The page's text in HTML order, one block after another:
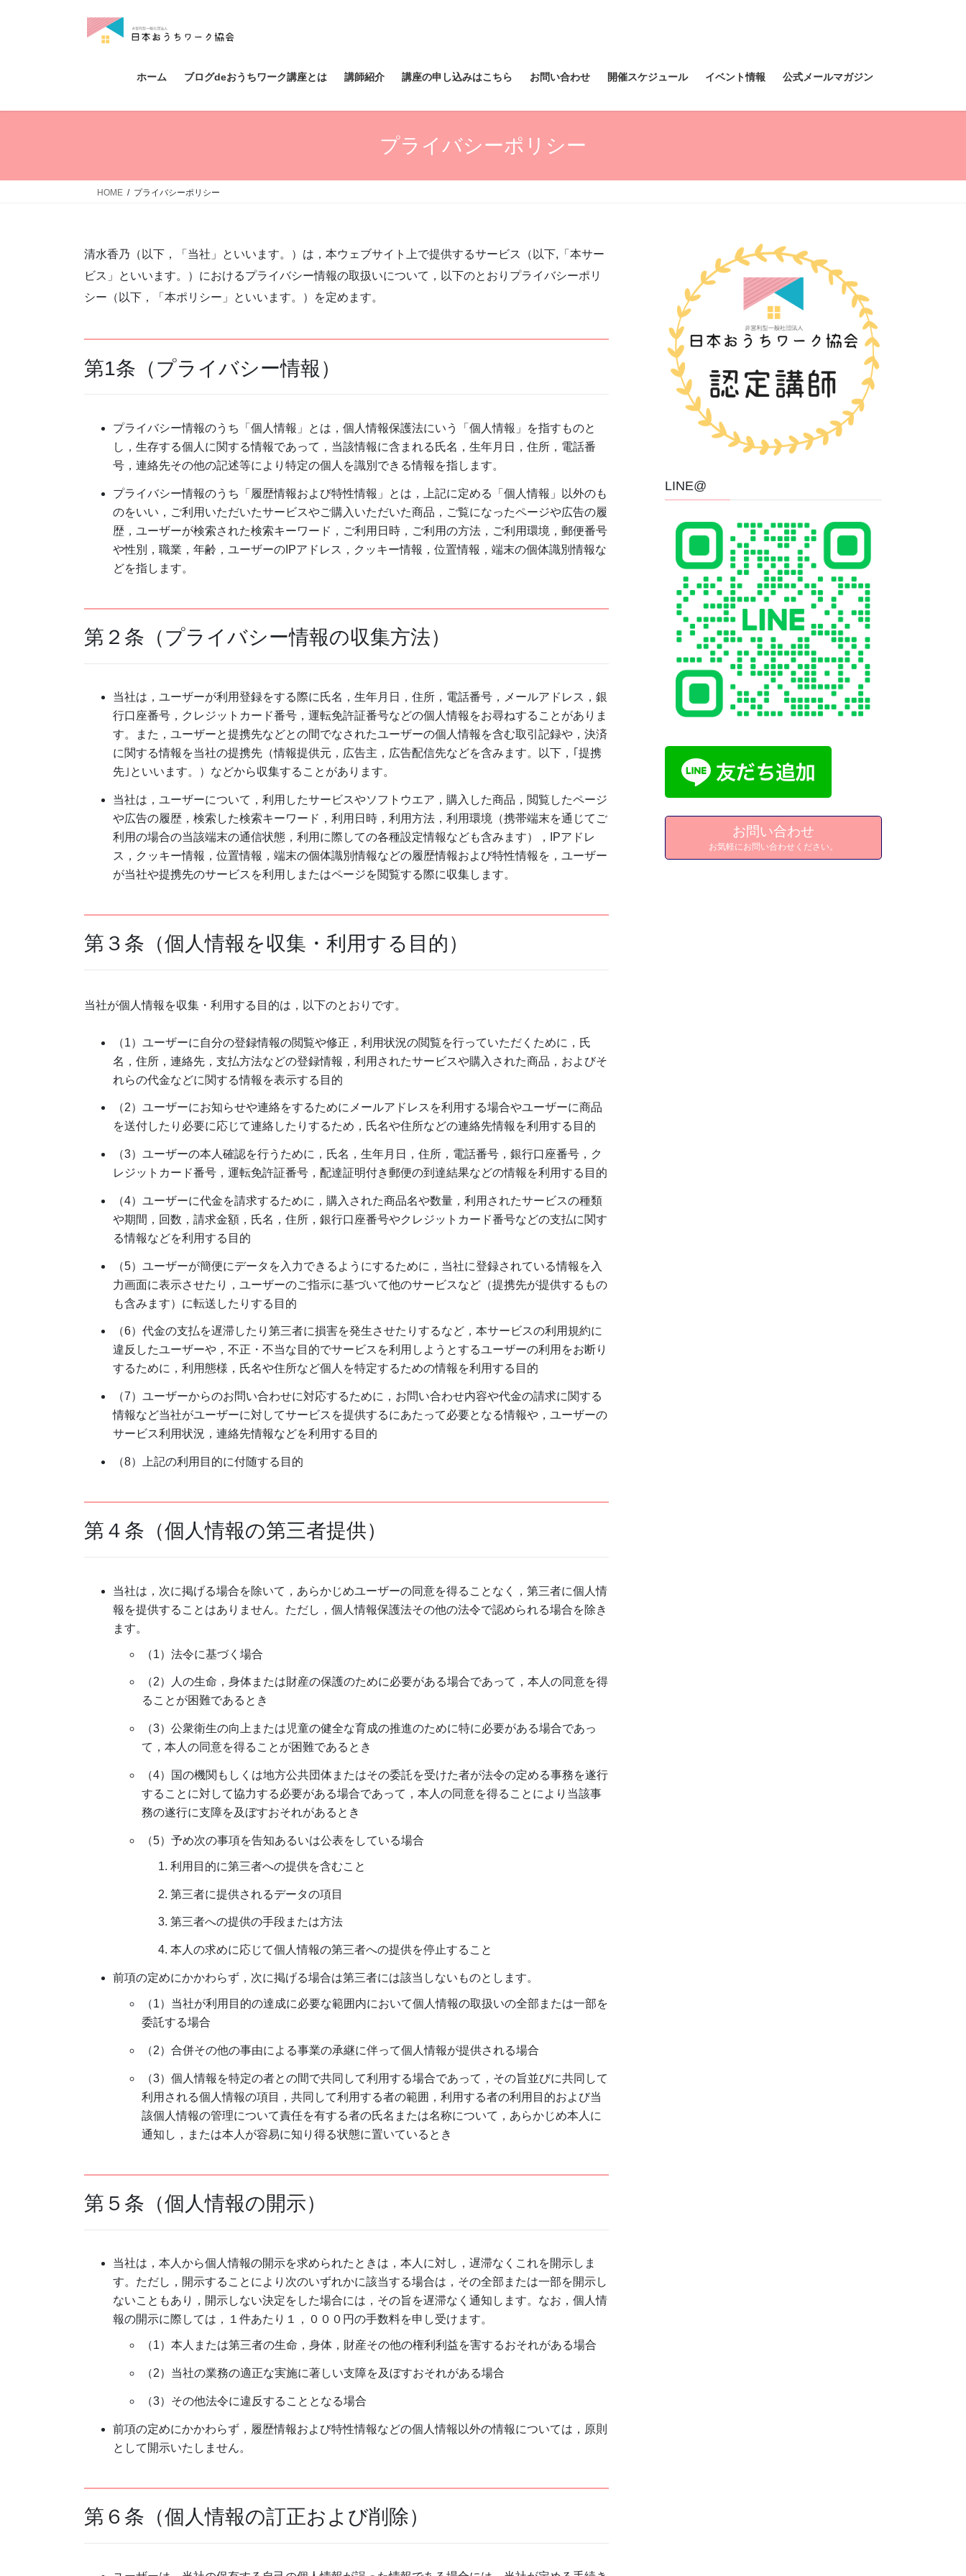
ス
ン
ホーム ブログdeおうちワーク講座とは 講師紹介 講座の申し込みはこちら お問い合わせ 開催スケジュール イベント情報 公式メールマガジン
プライバシーポリシー
HOME プライバシーポリシー
清水香乃（以下，「当社」といいます。）は，本ウェブサイト上で提供するサービス（以下,「本サー
ビス」といいます。）におけるプライバシー情報の取扱いについて，以下のとおりプライバシーポリ
シー（以下，「本ポリシー」といいます。）を定めます。
第1条（プライバシー情報）
プライバシー情報のうち「個人情報」とは，個人情報保護法にいう「個人情報」を指すものと
し，生存する個人に関する情報であって，当該情報に含まれる氏名，生年月日，住所，電話番
号，連絡先その他の記述等により特定の個人を識別できる情報を指します。
プライバシー情報のうち「履歴情報および特性情報」とは，上記に定める「個人情報」以外のも
のをいい，ご利用いただいたサービスやご購入いただいた商品，ご覧になったページや広告の履
歴，ユーザーが検索された検索キーワード，ご利用日時，ご利用の方法，ご利用環境，郵便番号
や性別，職業，年齢，ユーザーのIPアドレス，クッキー情報，位置情報，端末の個体識別情報な
どを指します。
第２条（プライバシー情報の収集方法）
当社は，ユーザーが利用登録をする際に氏名，生年月日，住所，電話番号，メールアドレス，銀
行口座番号，クレジットカード番号，運転免許証番号などの個人情報をお尋ねすることがありま
す。また，ユーザーと提携先などとの間でなされたユーザーの個人情報を含む取引記録や，決済
に関する情報を当社の提携先（情報提供元，広告主，広告配信先などを含みます。以下，｢提携
先｣といいます。）などから収集することがあります。
当社は，ユーザーについて，利用したサービスやソフトウエア，購入した商品，閲覧したページ
や広告の履歴，検索した検索キーワード，利用日時，利用方法，利用環境（携帯端末を通じてご
利用の場合の当該端末の通信状態，利用に際しての各種設定情報なども含みます），IPアドレ
ス，クッキー情報，位置情報，端末の個体識別情報などの履歴情報および特性情報を，ユーザー
が当社や提携先のサービスを利用しまたはページを閲覧する際に収集します。
第３条（個人情報を収集・利用する目的）
当社が個人情報を収集・利用する目的は，以下のとおりです。
（1）ユーザーに自分の登録情報の閲覧や修正，利用状況の閲覧を行っていただくために，氏
名，住所，連絡先，支払方法などの登録情報，利用されたサービスや購入された商品，およびそ
れらの代金などに関する情報を表示する目的
（2）ユーザーにお知らせや連絡をするためにメールアドレスを利用する場合やユーザーに商品
を送付したり必要に応じて連絡したりするため，氏名や住所などの連絡先情報を利用する目的
（3）ユーザーの本人確認を行うために，氏名，生年月日，住所，電話番号，銀行口座番号，ク
レジットカード番号，運転免許証番号，配達証明付き郵便の到達結果などの情報を利用する目的
（4）ユーザーに代金を請求するために，購入された商品名や数量，利用されたサービスの種類
や期間，回数，請求金額，氏名，住所，銀行口座番号やクレジットカード番号などの支払に関す
る情報などを利用する目的
（5）ユーザーが簡便にデータを入力できるようにするために，当社に登録されている情報を入
力画面に表示させたり，ユーザーのご指示に基づいて他のサービスなど（提携先が提供するもの
も含みます）に転送したりする目的
（6）代金の支払を遅滞したり第三者に損害を発生させたりするなど，本サービスの利用規約に
違反したユーザーや，不正・不当な目的でサービスを利用しようとするユーザーの利用をお断り
するために，利用態様，氏名や住所など個人を特定するための情報を利用する目的
（7）ユーザーからのお問い合わせに対応するために，お問い合わせ内容や代金の請求に関する
情報など当社がユーザーに対してサービスを提供するにあたって必要となる情報や，ユーザーの
サービス利用状況，連絡先情報などを利用する目的
（8）上記の利用目的に付随する目的
第４条（個人情報の第三者提供）
当社は，次に掲げる場合を除いて，あらかじめユーザーの同意を得ることなく，第三者に個人情
報を提供することはありません。ただし，個人情報保護法その他の法令で認められる場合を除き
ます。
（1）法令に基づく場合
（2）人の生命，身体または財産の保護のために必要がある場合であって，本人の同意を得
ることが困難であるとき
（3）公衆衛生の向上または児童の健全な育成の推進のために特に必要がある場合であっ
て，本人の同意を得ることが困難であるとき
（4）国の機関もしくは地方公共団体またはその委託を受けた者が法令の定める事務を遂行
することに対して協力する必要がある場合であって，本人の同意を得ることにより当該事
務の遂行に支障を及ぼすおそれがあるとき
（5）予め次の事項を告知あるいは公表をしている場合
利用目的に第三者への提供を含むこと
第三者に提供されるデータの項目
第三者への提供の手段または方法
本人の求めに応じて個人情報の第三者への提供を停止すること
前項の定めにかかわらず，次に掲げる場合は第三者には該当しないものとします。
（1）当社が利用目的の達成に必要な範囲内において個人情報の取扱いの全部または一部を
委託する場合
（2）合併その他の事由による事業の承継に伴って個人情報が提供される場合
（3）個人情報を特定の者との間で共同して利用する場合であって，その旨並びに共同して
利用される個人情報の項目，共同して利用する者の範囲，利用する者の利用目的および当
該個人情報の管理について責任を有する者の氏名または名称について，あらかじめ本人に
通知し，または本人が容易に知り得る状態に置いているとき
第５条（個人情報の開示）
当社は，本人から個人情報の開示を求められたときは，本人に対し，遅滞なくこれを開示しま
す。ただし，開示することにより次のいずれかに該当する場合は，その全部または一部を開示し
ないこともあり，開示しない決定をした場合には，その旨を遅滞なく通知します。なお，個人情
報の開示に際しては，１件あたり１，０００円の手数料を申し受けます。
（1）本人または第三者の生命，身体，財産その他の権利利益を害するおそれがある場合
（2）当社の業務の適正な実施に著しい支障を及ぼすおそれがある場合
（3）その他法令に違反することとなる場合
前項の定めにかかわらず，履歴情報および特性情報などの個人情報以外の情報については，原則
として開示いたしません。
第６条（個人情報の訂正および削除）
LINE@
お問い合わせ
お気軽にお問い合わせください。